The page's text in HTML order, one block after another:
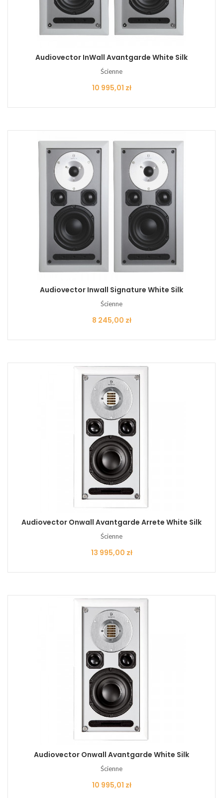
Audiovector InWall Avantgarde White Silk
Ścienne
Cena
10 995,01 zł
Audiovector Inwall Signature White Silk
Ścienne
Cena
8 245,00 zł
Audiovector Onwall Avantgarde Arrete White Silk
Ścienne
Cena
13 995,00 zł
Audiovector Onwall Avantgarde White Silk
Ścienne
Cena
10 995,01 zł